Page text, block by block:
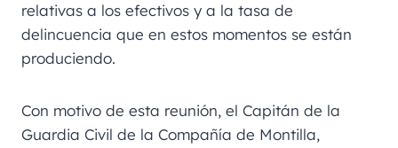
relativas a los efectivos y a la tasa de
delincuencia que en estos momentos se están
produciendo.
Con motivo de esta reunión, el Capitán de la
Guardia Civil de la Compañía de Montilla,